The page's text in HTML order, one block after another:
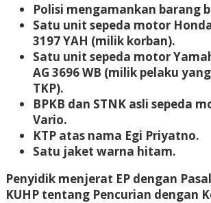
Polisi mengamankan barang
Satu unit sepeda motor
3197 YAH (milik korban).
Satu unit sepeda motor
AG 3696 WB (milik pelaku
TKP).
BPKB dan STNK asli sepeda
Vario.
KTP atas nama Egi Priyatno.
Satu jaket warna hitam.
Penyidik menjerat EP dengan
KUHP tentang Pencurian dengan